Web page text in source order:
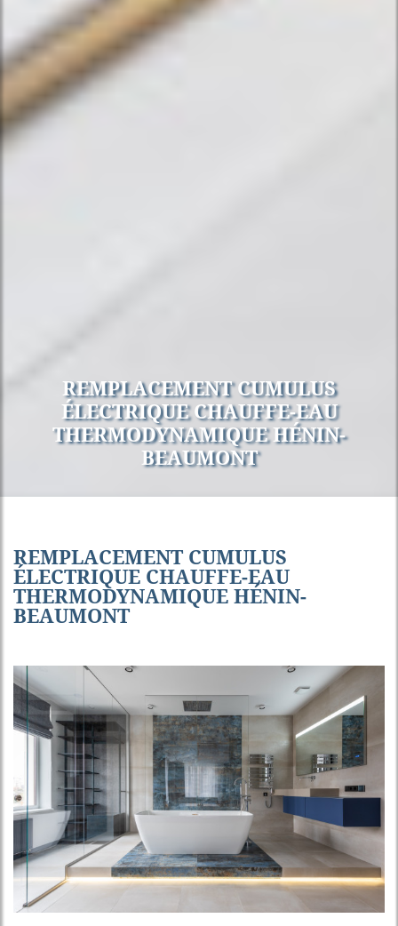
REMPLACEMENT CUMULUS
ÉLECTRIQUE CHAUFFE-EAU
THERMODYNAMIQUE HÉNIN-
BEAUMONT
REMPLACEMENT CUMULUS
ÉLECTRIQUE CHAUFFE-EAU
THERMODYNAMIQUE HÉNIN-
BEAUMONT